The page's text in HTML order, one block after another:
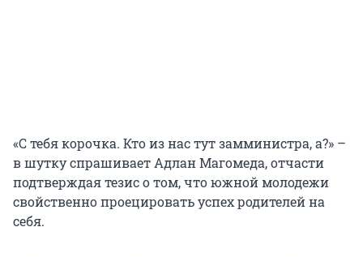
«С тебя корочка. Кто из нас тут замминистра, а?» –
в шутку спрашивает Адлан Магомеда, отчасти
подтверждая тезис о том, что южной молодежи
свойственно проецировать успех родителей на
себя.